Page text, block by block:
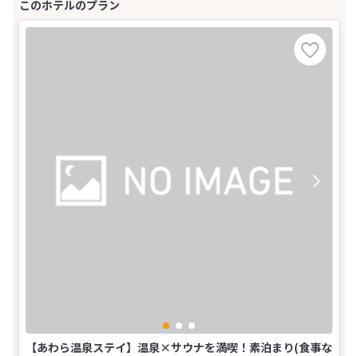
【あわら温泉ステイ】温泉×サウナを満喫！素泊まり(食事な